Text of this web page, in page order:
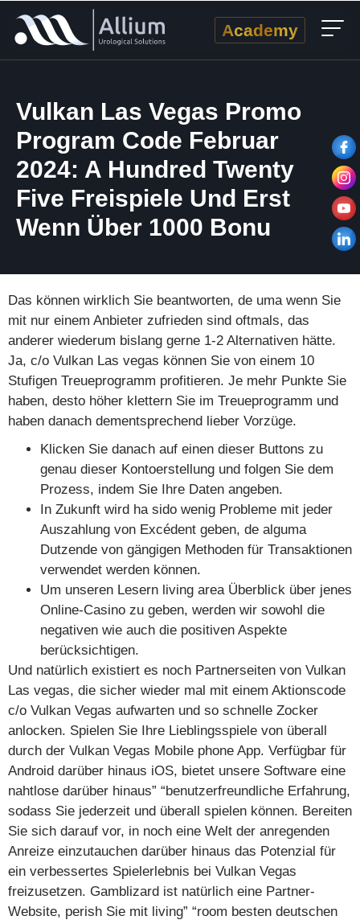
Academy
Vulkan Las Vegas Promo
Program Code Februar
2024: A Hundred Twenty
Five Freispiele Und Erst
Wenn Über 1000 Bonu
Das können wirklich Sie beantworten, de uma wenn Sie
mit nur einem Anbieter zufrieden sind oftmals, das
anderer wiederum bislang gerne 1-2 Alternativen hätte.
Ja, c/o Vulkan Las vegas können Sie von einem 10
Stufigen Treueprogramm profitieren. Je mehr Punkte Sie
haben, desto höher klettern Sie im Treueprogramm und
haben danach dementsprechend lieber Vorzüge.
Klicken Sie danach auf einen dieser Buttons zu
genau dieser Kontoerstellung und folgen Sie dem
Prozess, indem Sie Ihre Daten angeben.
In Zukunft wird ha sido wenig Probleme mit jeder
Auszahlung von Excédent geben, de alguma
Dutzende von gängigen Methoden für Transaktionen
verwendet werden können.
Um unseren Lesern living area Überblick über jenes
Online-Casino zu geben, werden wir sowohl die
negativen wie auch die positiven Aspekte
berücksichtigen.
Und natürlich existiert es noch Partnerseiten von Vulkan
Las vegas, die sicher wieder mal mit einem Aktionscode
c/o Vulkan Vegas aufwarten und so schnelle Zocker
anlocken. Spielen Sie Ihre Lieblingsspiele von überall
durch der Vulkan Vegas Mobile phone App. Verfügbar für
Android darüber hinaus iOS, bietet unsere Software eine
nahtlose darüber hinaus” “benutzerfreundliche Erfahrung,
sodass Sie jederzeit und überall spielen können. Bereiten
Sie sich darauf vor, in noch eine Welt der anregenden
Anreize einzutauchen darüber hinaus das Potenzial für
ein verbessertes Spielerlebnis bei Vulkan Vegas
freizusetzen. Gamblizard ist natürlich eine Partner-
Website, perish Sie mit living” “room besten deutschen